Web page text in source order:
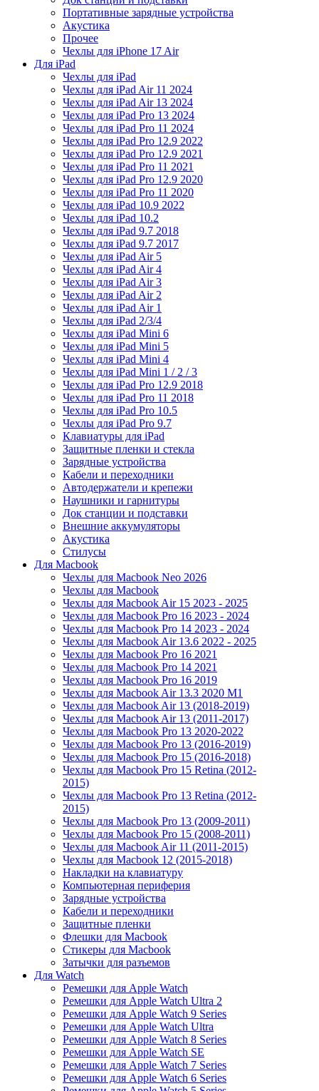
Портативные зарядные устройства
Акустика
Прочее
Чехлы для iPhone 17 Air
Для iPad
Чехлы для iPad
Чехлы для iPad Air 11 2024
Чехлы для iPad Air 13 2024
Чехлы для iPad Pro 13 2024
Чехлы для iPad Pro 11 2024
Чехлы для iPad Pro 12.9 2022
Чехлы для iPad Pro 12.9 2021
Чехлы для iPad Pro 11 2021
Чехлы для iPad Pro 12.9 2020
Чехлы для iPad Pro 11 2020
Чехлы для iPad 10.9 2022
Чехлы для iPad 10.2
Чехлы для iPad 9.7 2018
Чехлы для iPad 9.7 2017
Чехлы для iPad Air 5
Чехлы для iPad Air 4
Чехлы для iPad Air 3
Чехлы для iPad Air 2
Чехлы для iPad Air 1
Чехлы для iPad 2/3/4
Чехлы для iPad Mini 6
Чехлы для iPad Mini 5
Чехлы для iPad Mini 4
Чехлы для iPad Mini 1 / 2 / 3
Чехлы для iPad Pro 12.9 2018
Чехлы для iPad Pro 11 2018
Чехлы для iPad Pro 10.5
Чехлы для iPad Pro 9.7
Клавиатуры для iPad
Защитные пленки и стекла
Зарядные устройства
Кабели и переходники
Автодержатели и крепежи
Наушники и гарнитуры
Док станции и подставки
Внешние аккумуляторы
Акустика
Стилусы
Для Macbook
Чехлы для Macbook Neo 2026
Чехлы для Macbook
Чехлы для Macbook Air 15 2023 - 2025
Чехлы для Macbook Pro 16 2023 - 2024
Чехлы для Macbook Pro 14 2023 - 2024
Чехлы для Macbook Air 13.6 2022 - 2025
Чехлы для Macbook Pro 16 2021
Чехлы для Macbook Pro 14 2021
Чехлы для Macbook Pro 16 2019
Чехлы для Macbook Air 13.3 2020 M1
Чехлы для Macbook Air 13 (2018-2019)
Чехлы для Macbook Air 13 (2011-2017)
Чехлы для Macbook Pro 13 2020-2022
Чехлы для Macbook Pro 13 (2016-2019)
Чехлы для Macbook Pro 15 (2016-2018)
Чехлы для Macbook Pro 15 Retina (2012-
2015)
Чехлы для Macbook Pro 13 Retina (2012-
2015)
Чехлы для Macbook Pro 13 (2009-2011)
Чехлы для Macbook Pro 15 (2008-2011)
Чехлы для Macbook Air 11 (2011-2015)
Чехлы для Macbook 12 (2015-2018)
Накладки на клавиатуру
Компьютерная периферия
Зарядные устройства
Кабели и переходники
Защитные пленки
Флешки для Macbook
Стикеры для Macbook
Затычки для разъемов
Для Watch
Ремешки для Apple Watch
Ремешки для Apple Watch Ultra 2
Ремешки для Apple Watch 9 Series
Ремешки для Apple Watch Ultra
Ремешки для Apple Watch 8 Series
Ремешки для Apple Watch SE
Ремешки для Apple Watch 7 Series
Ремешки для Apple Watch 6 Series